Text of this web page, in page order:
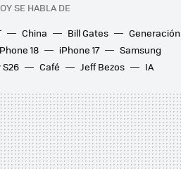
SE HABLA DE
China Bill Gates
Generación
18 iPhone 17
Samsung
S26
Café Jeff Bezos IA